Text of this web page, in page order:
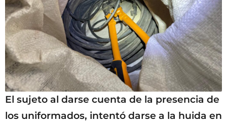
El sujeto al darse cuenta de la presencia de
los uniformados, intentó darse a la huida en